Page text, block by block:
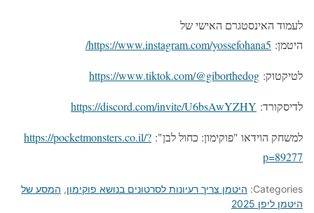
לעמוד האינסטגרם האישי של
היטמן: https://www.instagram.com/yossefohana5/
לטיקטוק: https://www.tiktok.com/@giborthedog
לדיסקורד: https://discord.com/invite/U6bsAwYZHY
למשחק הוידאו "פוקימון: כחול לבן": https://pocketmonsters.co.il/?
p=89277
Categories: היטמן צריך רעיונות לסרטונים בנושא פוקימון, המסע של
היטמן ליפן 2025